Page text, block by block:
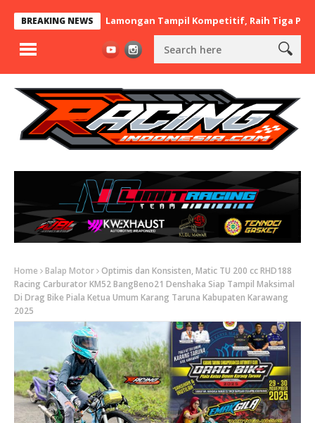
BREAKING NEWS
Asal Lamongan Tampil Kompetitif, Raih Tiga Podium di
Home Balap Motor
Optimis dan Konsisten, Matic TU 200 cc RHD188
Racing Carburator KM52 BangBeno21 Denshaka Siap Tampil Maksimal
Di Drag Bike Piala Ketua Umum Karang Taruna Kabupaten Karawang
2025